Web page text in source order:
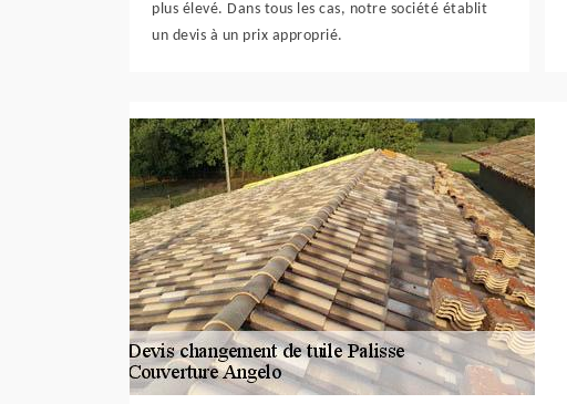
plus élevé. Dans tous les cas, notre société établit
un devis à un prix approprié.